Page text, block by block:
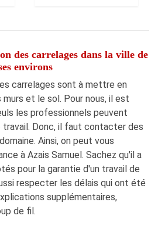
des carrelages dans la ville de
environs
carrelages sont à mettre en
et le sol. Pour nous, il est
les professionnels peuvent
travail. Donc, il faut contacter des
Ainsi, on peut vous
à Azais Samuel. Sachez qu'il a
pour la garantie d'un travail de
respecter les délais qui ont été
supplémentaires,
de fil.